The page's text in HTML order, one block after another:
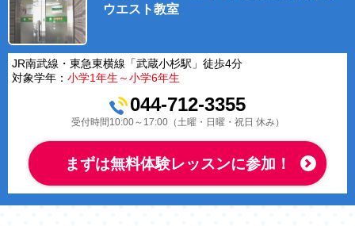
ウエスト教室
JR南武線・東急東横線「武蔵小杉駅」徒歩4分
対象学年： 小学1年生～小学6年生
044-712-3355
受付時間10:00～17:00（土曜・日曜・祝日 休み）
まずは無料体験レッスンに参加！